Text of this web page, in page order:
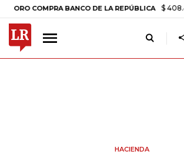
COMPRA BANCO DE LA REPÚBLICA $ 408.498,97
HACIENDA